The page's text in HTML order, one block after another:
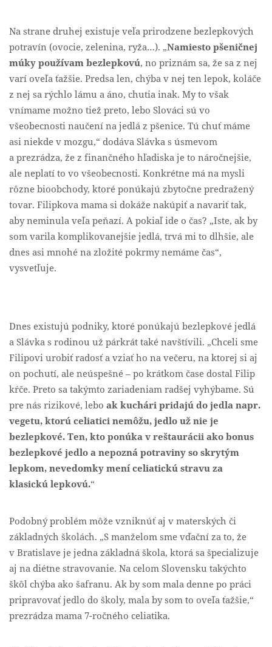
Na strane druhej existuje veľa prirodzene bezlepkových
potravín (ovocie, zelenina, ryža…). „Namiesto pšeničnej
múky používam bezlepkovú, no priznám sa, že sa z nej
varí oveľa ťažšie. Predsa len, chýba v nej ten lepok, koláče
z nej sa rýchlo lámu a áno, chutia inak. My to však
vnímame možno tiež preto, lebo Slováci sú vo
všeobecnosti naučení na jedlá z pšenice. Tú chuť máme
asi niekde v mozgu,“ dodáva Slávka s úsmevom
a prezrádza, že z finančného hľadiska je to náročnejšie,
ale neplatí to vo všeobecnosti. Konkrétne má na mysli
rôzne bioobchody, ktoré ponúkajú zbytočne predražený
tovar. Filipkova mama si dokáže nakúpiť a navariť tak,
aby neminula veľa peňazí. A pokiaľ ide o čas? „Iste, ak by
som varila komplikovanejšie jedlá, trvá mi to dlhšie, ale
dnes asi mnohé na zložité pokrmy nemáme čas“,
vysvetľuje.
Dnes existujú podniky, ktoré ponúkajú bezlepkové jedlá
a Slávka s rodinou už párkrát také navštívili. „Chceli sme
Filipovi urobiť radosť a vziať ho na večeru, na ktorej si aj
on pochutí, ale neúspešné – po krátkom čase dostal Filip
kŕče. Preto sa takýmto zariadeniam radšej vyhýbame. Sú
pre nás rizikové, lebo ak kuchári pridajú do jedla napr.
vegetu, ktorú celiatici nemôžu, jedlo už nie je
bezlepkové. Ten, kto ponúka v reštaurácii ako bonus
bezlepkové jedlo a nepozná potraviny so skrytým
lepkom, nevedomky mení celiatickú stravu za
klasickú lepkovú.“
Podobný problém môže vzniknúť aj v materských či
základných školách. „S manželom sme vďační za to, že
v Bratislave je jedna základná škola, ktorá sa špecializuje
aj na diétne stravovanie. Na celom Slovensku takýchto
škôl chýba ako šafranu. Ak by som mala denne po práci
pripravovať jedlo do školy, mala by som to oveľa ťažšie,“
prezrádza mama 7-ročného celiatika.